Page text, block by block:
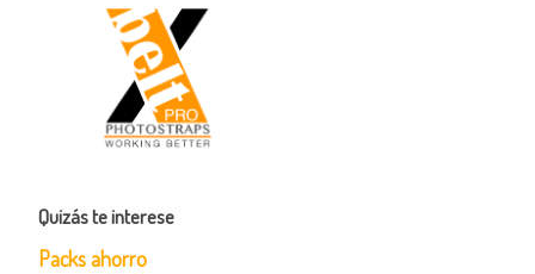
Quizás te interese
Packs ahorro